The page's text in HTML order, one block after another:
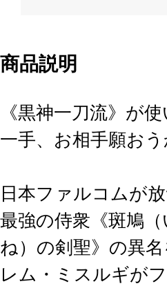
商品説明
《黒神一刀流》が
一手、お相手願おう
日本ファルコムが
最強の侍衆《斑鳩
ね）の剣聖》の異
レム・ミスルギが